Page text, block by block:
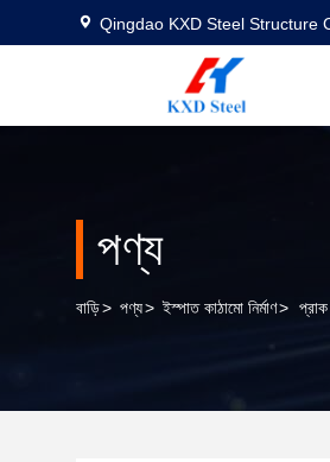
Qingdao KXD Steel Structure
পণ্য
বাড়ি> পণ্য> ইস্পাত কাঠামো নির্মাণ> প্রাক